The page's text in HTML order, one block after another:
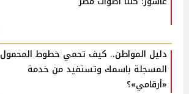
دليل المواطن.. كيف تحمي خطوط المحمول
المسجلة باسمك وتستفيد من خدمة
«أرقامي»؟